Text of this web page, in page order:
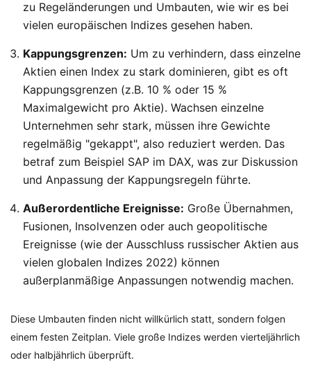
zu Regeländerungen und Umbauten, wie wir es bei
vielen europäischen Indizes gesehen haben.
Kappungsgrenzen: Um zu verhindern, dass einzelne
Aktien einen Index zu stark dominieren, gibt es oft
Kappungsgrenzen (z.B. 10 % oder 15 %
Maximalgewicht pro Aktie). Wachsen einzelne
Unternehmen sehr stark, müssen ihre Gewichte
regelmäßig "gekappt", also reduziert werden. Das
betraf zum Beispiel SAP im DAX, was zur Diskussion
und Anpassung der Kappungsregeln führte.
Außerordentliche Ereignisse: Große Übernahmen,
Fusionen, Insolvenzen oder auch geopolitische
Ereignisse (wie der Ausschluss russischer Aktien aus
vielen globalen Indizes 2022) können
außerplanmäßige Anpassungen notwendig machen.
Diese Umbauten finden nicht willkürlich statt, sondern folgen
einem festen Zeitplan. Viele große Indizes werden vierteljährlich
oder halbjährlich überprüft.